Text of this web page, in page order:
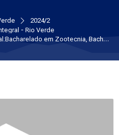
2024/2
- Rio Verde
SUAP015029 - Fisiologia Animal:Bacharelado em Zootecnia, Bacharelado, 4º Período, Turno Matutino (2024)